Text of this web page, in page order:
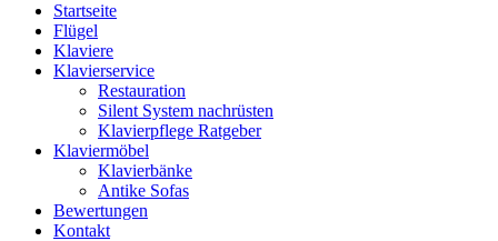
Startseite
Flügel
Klaviere
Klavierservice
Restauration
Silent System nachrüsten
Klavierpflege Ratgeber
Klaviermöbel
Klavierbänke
Antike Sofas
Bewertungen
Kontakt